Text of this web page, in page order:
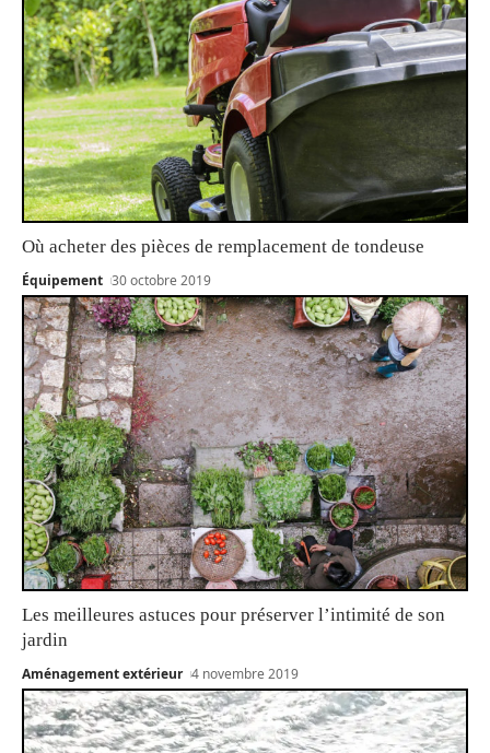
Où acheter des pièces de remplacement de tondeuse
Équipement 30 octobre 2019
Les meilleures astuces pour préserver l’intimité de son
jardin
Aménagement extérieur 4 novembre 2019